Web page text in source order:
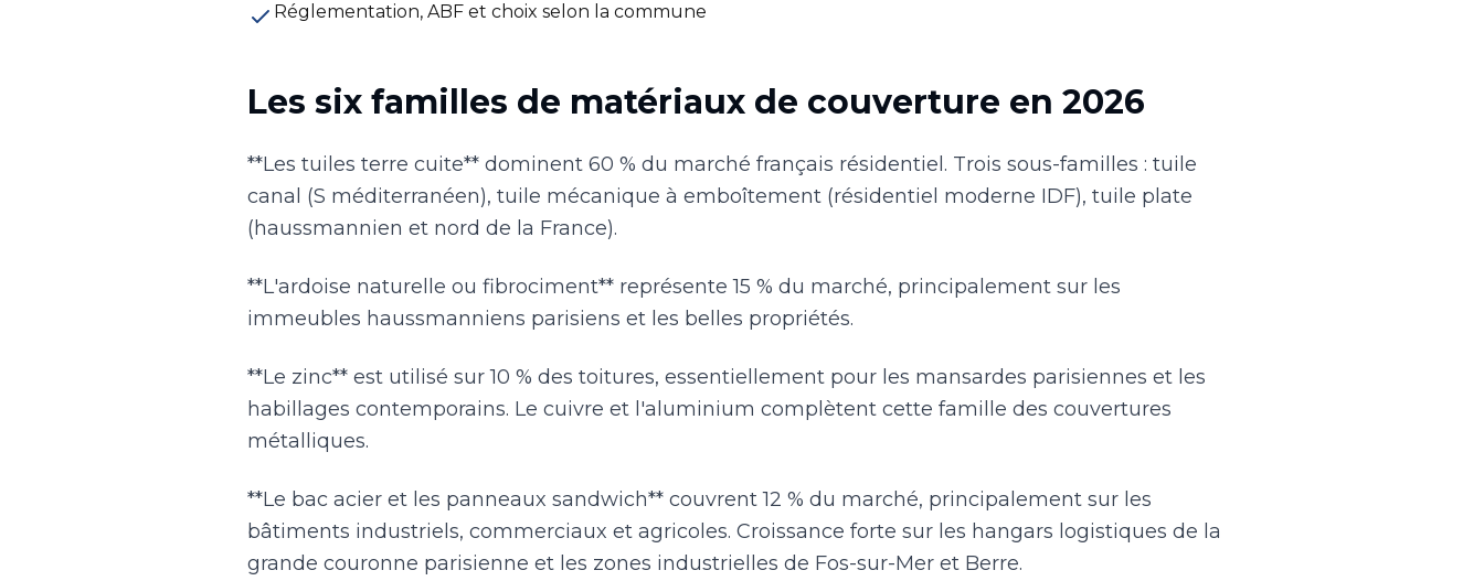
Réglementation, ABF et choix selon la commune
Les six familles de matériaux de couverture en 2026
**Les tuiles terre cuite** dominent 60 % du marché français résidentiel. Trois sous-familles : tuile
canal (S méditerranéen), tuile mécanique à emboîtement (résidentiel moderne IDF), tuile plate
(haussmannien et nord de la France).
**L'ardoise naturelle ou fibrociment** représente 15 % du marché, principalement sur les
immeubles haussmanniens parisiens et les belles propriétés.
**Le zinc** est utilisé sur 10 % des toitures, essentiellement pour les mansardes parisiennes et les
habillages contemporains. Le cuivre et l'aluminium complètent cette famille des couvertures
métalliques.
**Le bac acier et les panneaux sandwich** couvrent 12 % du marché, principalement sur les
bâtiments industriels, commerciaux et agricoles. Croissance forte sur les hangars logistiques de la
grande couronne parisienne et les zones industrielles de Fos-sur-Mer et Berre.